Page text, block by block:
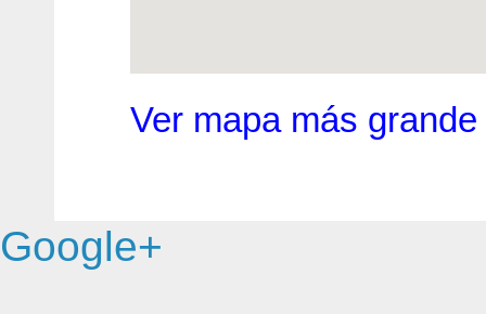
Ver mapa más grande
Google+